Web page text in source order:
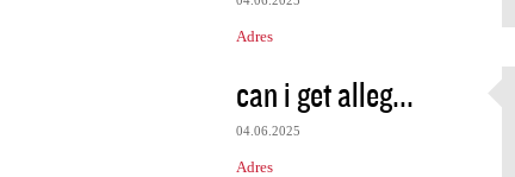
Adres
can i get alleg...
04.06.2025
Adres